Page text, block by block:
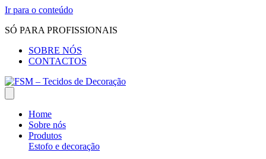
Ir para o conteúdo
SÓ PARA PROFISSIONAIS
SOBRE NÓS
CONTACTOS
Home
Sobre nós
Produtos
Estofo e decoração